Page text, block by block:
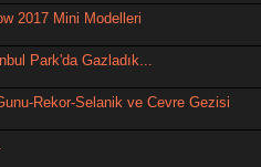
2017 Mini Modelleri
Park'da Gazladık...
Rekor-Selanik ve Cevre Gezisi